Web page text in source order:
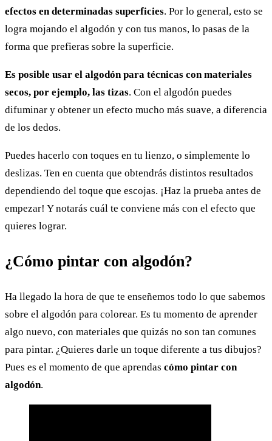
efectos en determinadas superficies. Por lo general, esto se
logra mojando el algodón y con tus manos, lo pasas de la
forma que prefieras sobre la superficie.
Es posible usar el algodón para técnicas con materiales
secos, por ejemplo, las tizas. Con el algodón puedes
difuminar y obtener un efecto mucho más suave, a diferencia
de los dedos.
Puedes hacerlo con toques en tu lienzo, o simplemente lo
deslizas. Ten en cuenta que obtendrás distintos resultados
dependiendo del toque que escojas. ¡Haz la prueba antes de
empezar! Y notarás cuál te conviene más con el efecto que
quieres lograr.
¿Cómo pintar con algodón?
Ha llegado la hora de que te enseñemos todo lo que sabemos
sobre el algodón para colorear. Es tu momento de aprender
algo nuevo, con materiales que quizás no son tan comunes
para pintar. ¿Quieres darle un toque diferente a tus dibujos?
Pues es el momento de que aprendas cómo pintar con
algodón.